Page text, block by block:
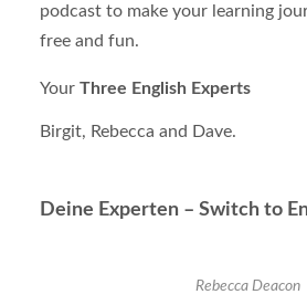
podcast to make your learning
free and fun.
Your Three English Experts
Birgit, Rebecca and Dave.
Deine Experten – Switch to
Rebecca Deacon